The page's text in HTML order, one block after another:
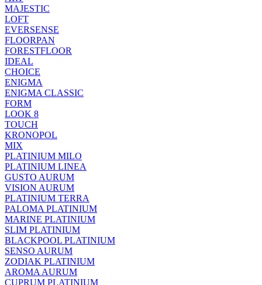
MAJESTIC
LOFT
EVERSENSE
FLOORPAN
FORESTFLOOR
IDEAL
CHOICE
ENIGMA
ENIGMA CLASSIC
FORM
LOOK 8
TOUCH
KRONOPOL
MIX
PLATINIUM MILO
PLATINIUM LINEA
GUSTO AURUM
VISION AURUM
PLATINIUM TERRA
PALOMA PLATINIUM
MARINE PLATINIUM
SLIM PLATINIUM
BLACKPOOL PLATINIUM
SENSO AURUM
ZODIAK PLATINIUM
AROMA AURUM
CUPRUM PLATINIUM